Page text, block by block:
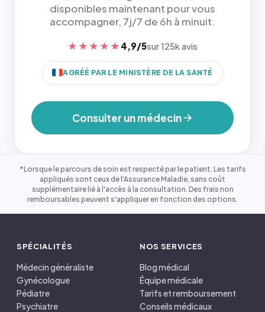
disponibles maintenant pour vous
accompagner, 7j/7 de 6h à minuit.
★★★★★ 4,9/5sur 125k avis
AGRÉÉ PAR LE MINISTÈRE DE LA SANTÉ
Consulter un médecin
*Lorsque le parcours de soin est respecté par le patient. Les tarifs
appliqués sont ceux de l'Assurance Maladie, sans coût
supplémentaire lié à l'accès à la consultation. Des frais non
remboursables peuvent s'appliquer en fonction des options.
SPÉCIALITÉS
Médecin généraliste
Gynécologue
Pédiatre
Psychiatre
NOS SERVICES
Blog médical
Équipe médicale
Tarifs et remboursement
Conseils médicaux